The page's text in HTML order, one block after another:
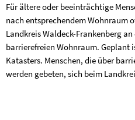
Für ältere oder beeinträchtige
nach entsprechendem Wohnraum
Landkreis Waldeck-Frankenberg
barrierefreien Wohnraum. Geplant
Katasters. Menschen, die über
werden gebeten, sich beim